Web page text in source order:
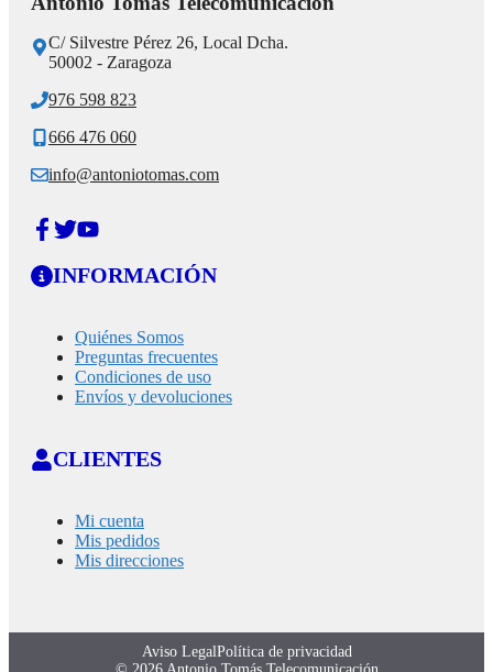
C/ Silvestre Pérez 26, Local Dcha.
50002 - Zaragoza
976 598 823
666 476 060
info@antoniotomas.com
INFORMACIÓN
Quiénes Somos
Preguntas frecuentes
Condiciones de uso
Envíos y devoluciones
CLIENTES
Mi cuenta
Mis pedidos
Mis direcciones
Aviso LegalPolítica de privacidad